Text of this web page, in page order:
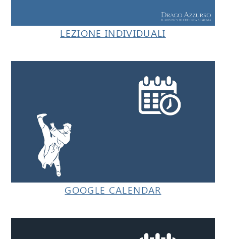
LEZIONE INDIVIDUALI
GOOGLE CALENDAR